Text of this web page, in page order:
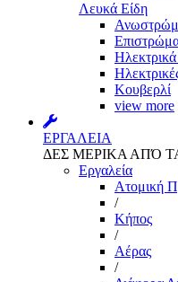
Λευκά Είδη
Κουβερλί
view more
ΕΡΓΑΛΕΙΑ
ΔΕΣ ΜΕΡΙΚΑ ΑΠΌ
Εργαλεία
Aτομική
/
Kήπος
/
Αέρας
/